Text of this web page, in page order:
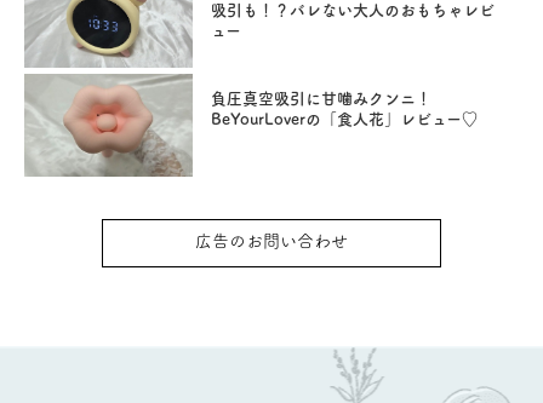
吸引も！？バレない大人のおもちゃレビ
ュー
負圧真空吸引に甘噛みクンニ！
BeYourLoverの「食人花」レビュー♡
広告のお問い合わせ